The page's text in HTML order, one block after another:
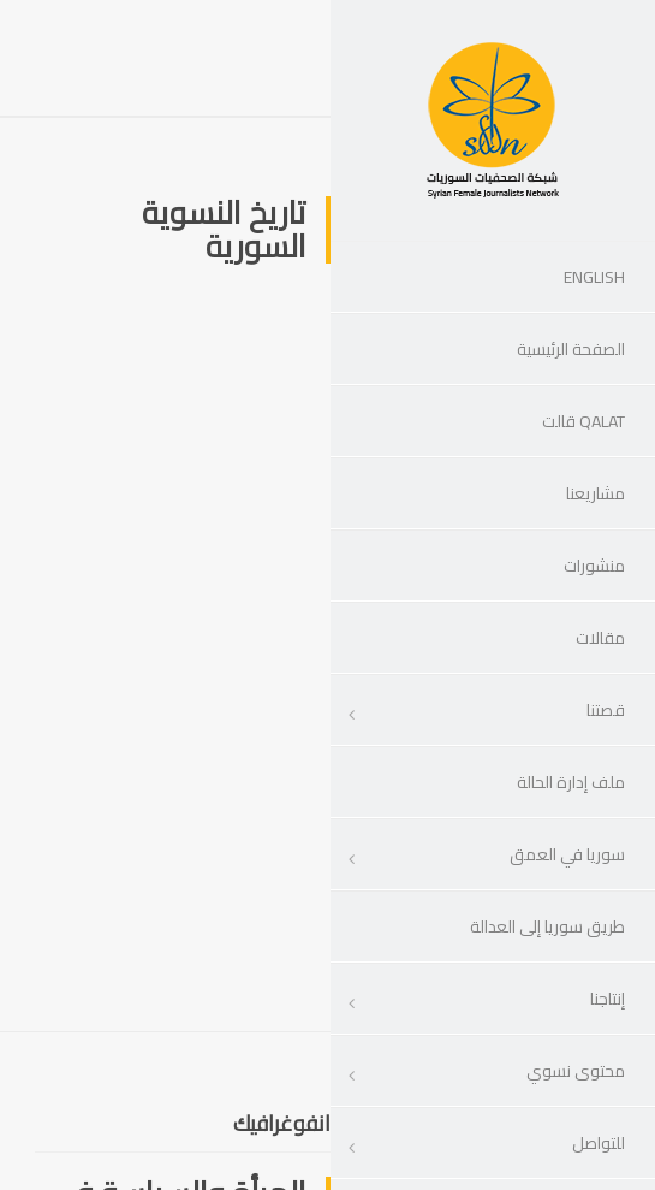
ENGLISH
الصفحة الرئيسية
QALAT قالت
مشاريعنا
منشورات
مقالات
قصتنا
ملف إدارة الحالة
سوريا في العمق
طريق سوريا إلى العدالة
إنتاجنا
محتوى نسوي
للتواصل
تاريخ النسوية
السورية
انفوغرافيك